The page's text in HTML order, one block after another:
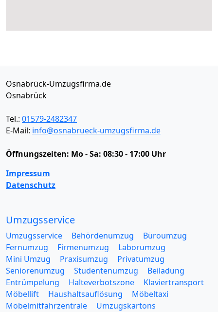
Osnabrück-Umzugsfirma.de
Osnabrück
Tel.: 01579-2482347
E-Mail: info@osnabrueck-umzugsfirma.de
Öffnungszeiten: Mo - Sa: 08:30 - 17:00 Uhr
Impressum
Datenschutz
Umzugsservice
Umzugsservice Behördenumzug
Büroumzug
Fernumzug
Firmenumzug
Laborumzug
Mini Umzug
Praxisumzug
Privatumzug
Seniorenumzug
Studentenumzug
Beiladung
Entrümpelung
Halteverbotszone
Klaviertransport
Möbellift
Haushaltsauflösung
Möbeltaxi
Möbelmitfahrzentrale
Umzugskartons